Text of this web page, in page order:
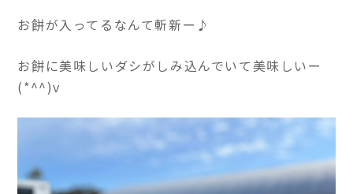
お餅が入ってるなんて斬新ー♪
お餅に美味しいダシがしみ込んでいて美味しいー
(*^^)v